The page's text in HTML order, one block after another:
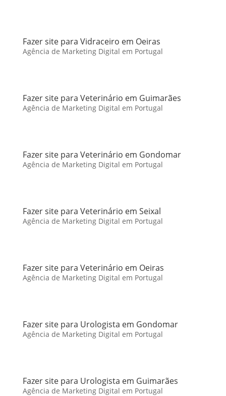
Fazer site para Vidraceiro em Oeiras
Agência de Marketing Digital em Portugal
Fazer site para Veterinário em Guimarães
Agência de Marketing Digital em Portugal
Fazer site para Veterinário em Gondomar
Agência de Marketing Digital em Portugal
Fazer site para Veterinário em Seixal
Agência de Marketing Digital em Portugal
Fazer site para Veterinário em Oeiras
Agência de Marketing Digital em Portugal
Fazer site para Urologista em Gondomar
Agência de Marketing Digital em Portugal
Fazer site para Urologista em Guimarães
Agência de Marketing Digital em Portugal